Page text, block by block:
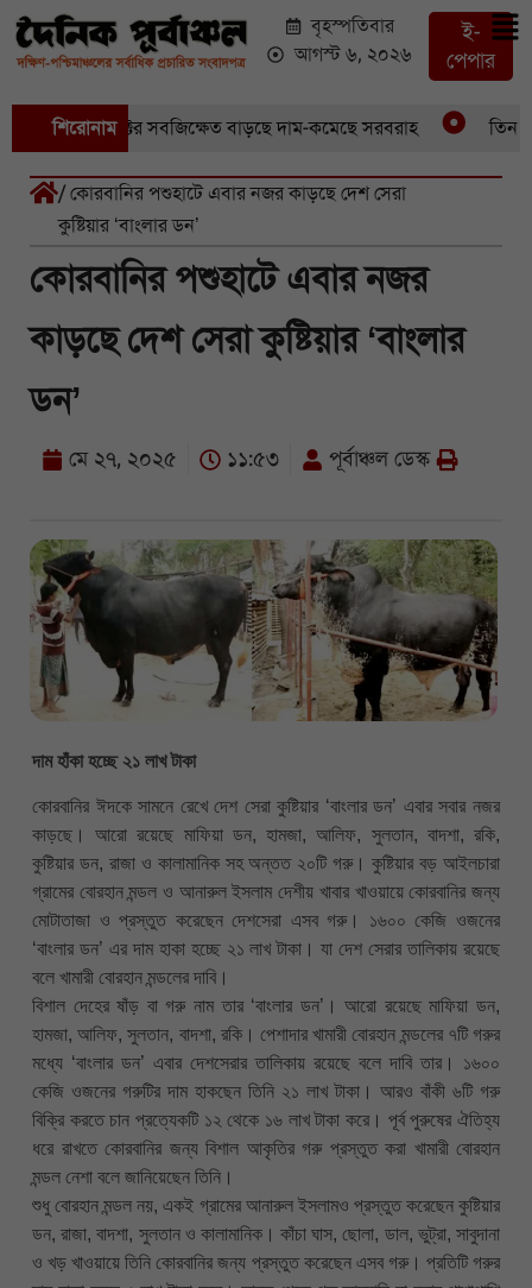
বৃহস্পতিবার
আগস্ট ৬, ২০২৬
ই-
পেপার
শিরোনাম
আড়াইশ হেক্টর সবজিক্ষেত বাড়ছে দাম-কমেছে সরবরাহ তিন মাস
/ কোরবানির পশুহাটে এবার নজর কাড়ছে দেশ সেরা
কুষ্টিয়ার ‘বাংলার ডন’
কোরবানির পশুহাটে এবার নজর
কাড়ছে দেশ সেরা কুষ্টিয়ার ‘বাংলার
ডন’
মে ২৭, ২০২৫ ১১:৫৩ পূর্বাঞ্চল ডেস্ক
দাম হাঁকা হচ্ছে ২১ লাখ টাকা
কোরবানির ঈদকে সামনে রেখে দেশ সেরা কুষ্টিয়ার ‘বাংলার ডন’ এবার সবার নজর
কাড়ছে। আরো রয়েছে মাফিয়া ডন, হামজা, আলিফ, সুলতান, বাদশা, রকি,
কুষ্টিয়ার ডন, রাজা ও কালামানিক সহ অন্তত ২০টি গরু। কুষ্টিয়ার বড় আইলচারা
গ্রামের বোরহান মন্ডল ও আনারুল ইসলাম দেশীয় খাবার খাওয়ায়ে কোরবানির জন্য
মোটাতাজা ও প্রস্তুত করেছেন দেশসেরা এসব গরু। ১৬০০ কেজি ওজনের
‘বাংলার ডন’ এর দাম হাকা হচ্ছে ২১ লাখ টাকা। যা দেশ সেরার তালিকায় রয়েছে
বলে খামারী বোরহান মন্ডলের দাবি।
বিশাল দেহের ষাঁড় বা গরু নাম তার ‘বাংলার ডন’। আরো রয়েছে মাফিয়া ডন,
হামজা, আলিফ, সুলতান, বাদশা, রকি। পেশাদার খামারী বোরহান মন্ডলের ৭টি গরুর
মধ্যে ‘বাংলার ডন’ এবার দেশসেরার তালিকায় রয়েছে বলে দাবি তার। ১৬০০
কেজি ওজনের গরুটির দাম হাকছেন তিনি ২১ লাখ টাকা। আরও বাঁকী ৬টি গরু
বিক্রি করতে চান প্রত্যেকটি ১২ থেকে ১৬ লাখ টাকা করে। পূর্ব পুরুষের ঐতিহ্য
ধরে রাখতে কোরবানির জন্য বিশাল আকৃতির গরু প্রস্তুত করা খামারী বোরহান
মন্ডল নেশা বলে জানিয়েছেন তিনি।
শুধু বোরহান মন্ডল নয়, একই গ্রামের আনারুল ইসলামও প্রস্তুত করেছেন কুষ্টিয়ার
ডন, রাজা, বাদশা, সুলতান ও কালামানিক। কাঁচা ঘাস, ছোলা, ডাল, ভুট্রা, সাবুদানা
ও খড় খাওয়ায়ে তিনি কোরবানির জন্য প্রস্তুত করেছেন এসব গরু। প্রতিটি গরুর